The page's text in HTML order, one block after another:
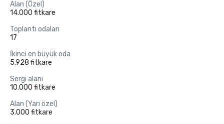
Alan (Özel)
14.000 fitkare
Toplantı odaları
17
İkinci en büyük oda
5.928 fitkare
Sergi alanı
10.000 fitkare
Alan (Yarı özel)
3.000 fitkare